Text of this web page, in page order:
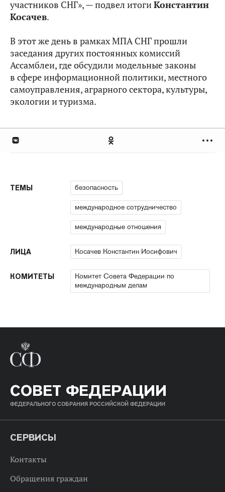
участников СНГ», — подвел итогиКонстантин
Косачев.
В этот же день в рамках МПА СНГ прошли
заседания других постоянных комиссий
Ассамблеи, где обсудили модельные законы
в сфере информационной политики, местного
самоуправления, аграрного сектора, культуры,
экологии и туризма.
ТЕМЫ безопасность
международное сотрудничество
международные отношения
ЛИЦА Косачев Константин Иосифович
КОМИТЕТЫ
Комитет Совета Федерации по
международным делам
СОВЕТ ФЕДЕРАЦИИ
ФЕДЕРАЛЬНОГО СОБРАНИЯ РОССИЙСКОЙ ФЕДЕРАЦИИ
СЕРВИСЫ
Контакты
Обращения граждан